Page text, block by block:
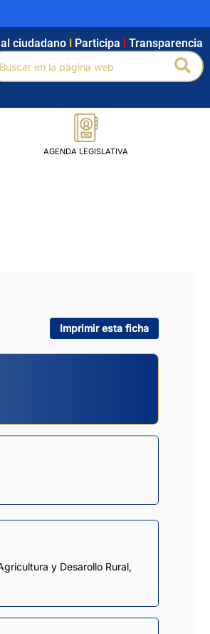
Intranet Búsqueda avanzada
ciudadano Participa Transparencia
AGENDA LEGISLATIVA
Imprimir esta ficha
y Desarollo Rural,